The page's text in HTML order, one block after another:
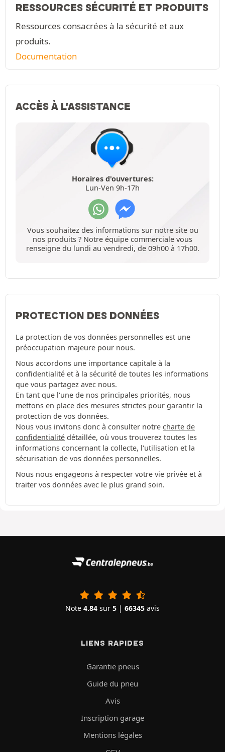
RESSOURCES SÉCURITÉ ET PRODUITS
Ressources consacrées à la sécurité et aux
produits.
Documentation
ACCÈS À L'ASSISTANCE
Horaires d'ouvertures:
Lun-Ven 9h-17h
Vous souhaitez des informations sur notre site ou
nos produits ? Notre équipe commerciale vous
renseigne du lundi au vendredi, de 09h00 à 17h00.
PROTECTION DES DONNÉES
La protection de vos données personnelles est une
préoccupation majeure pour nous.
Nous accordons une importance capitale à la
confidentialité et à la sécurité de toutes les informations
que vous partagez avec nous.
En tant que l'une de nos principales priorités, nous
mettons en place des mesures strictes pour garantir la
protection de vos données.
Nous vous invitons donc à consulter notre charte de
confidentialité détaillée, où vous trouverez toutes les
informations concernant la collecte, l'utilisation et la
sécurisation de vos données personnelles.
Nous nous engageons à respecter votre vie privée et à
traiter vos données avec le plus grand soin.
Note 4.84 sur 5 | 66345 avis
LIENS RAPIDES
Garantie pneus
Guide du pneu
Avis
Inscription garage
Mentions légales